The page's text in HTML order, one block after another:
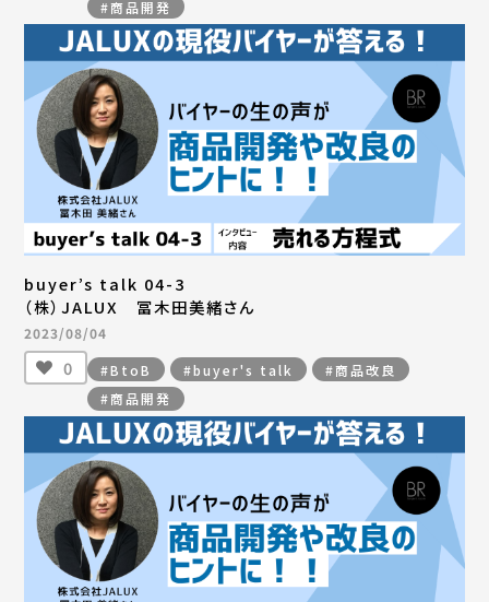
#商品開発
buyer’s talk 04-3
（株）JALUX 冨木田美緒さん
2023/08/04
0 #BtoB #buyer's talk
#商品改良
#商品開発